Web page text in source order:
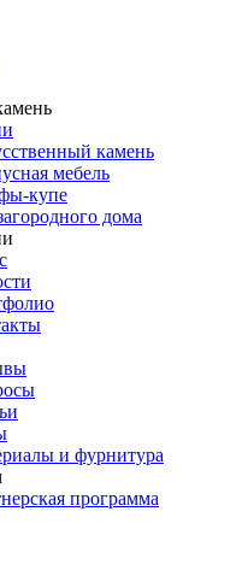
камень
мебель
купе
дома
и фурнитура
программа